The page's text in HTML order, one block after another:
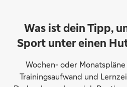
Was ist dein Tipp,
Sport unter einen
Wochen- oder
Trainingsaufwand und